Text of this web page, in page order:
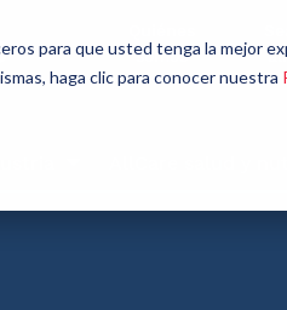
para que usted tenga la mejor
haga clic para conocer nuestra
somos